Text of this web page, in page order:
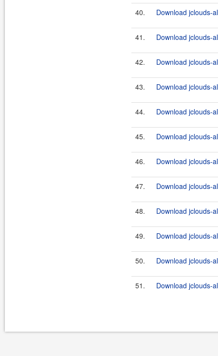
40. Download jclouds-
41. Download jclouds-
42. Download jclouds-
43. Download jclouds-
44. Download jclouds-
45. Download jclouds-
46. Download jclouds-
47. Download jclouds-
48. Download jclouds-
49. Download jclouds-
50. Download jclouds-
51. Download jclouds-